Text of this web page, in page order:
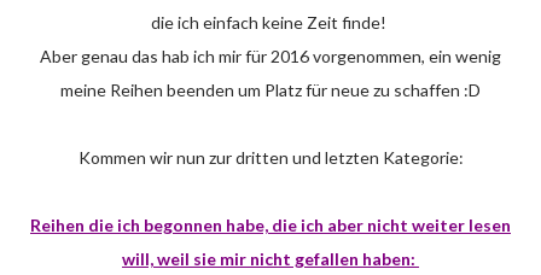
die ich einfach keine Zeit finde!
Aber genau das hab ich mir für 2016 vorgenommen, ein wenig
meine Reihen beenden um Platz für neue zu schaffen :D
Kommen wir nun zur dritten und letzten Kategorie:
Reihen die ich begonnen habe, die ich aber nicht weiter lesen
will, weil sie mir nicht gefallen haben: